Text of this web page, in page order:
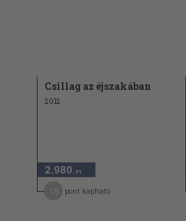
Csillag az éjszakában
2012
2.980 ,-Ft
pont kapható